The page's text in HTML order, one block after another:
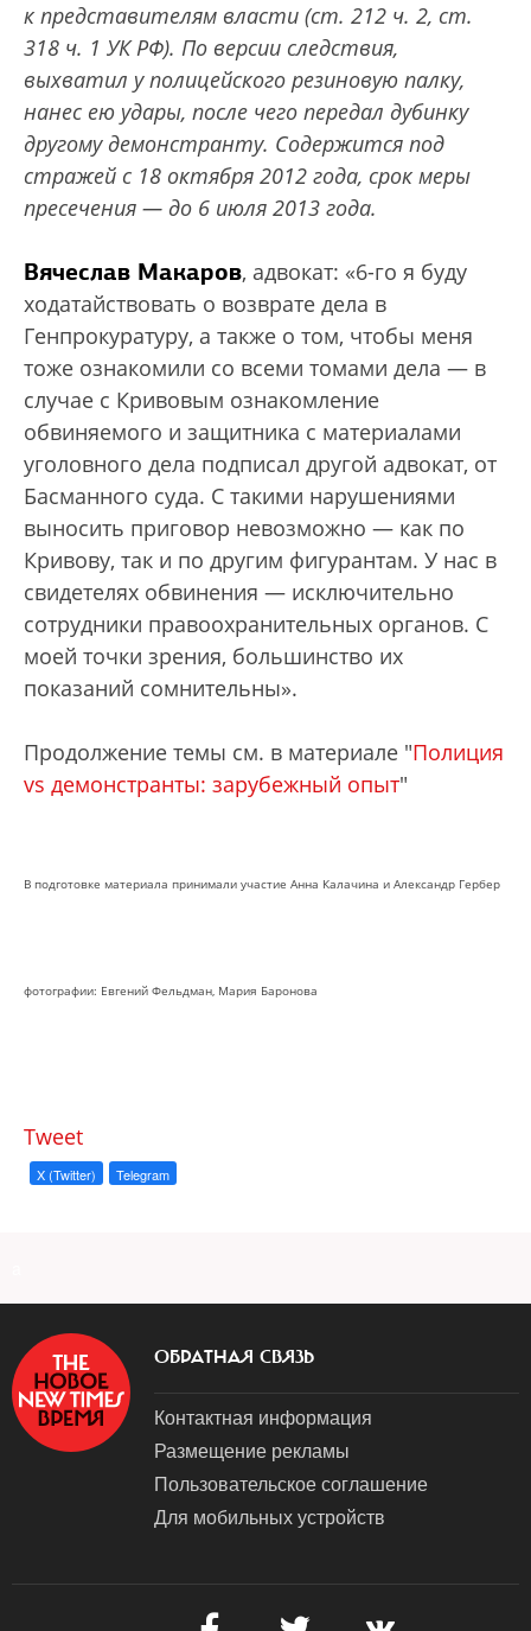
к представителям власти (ст. 212 ч. 2, ст.
318 ч. 1 УК РФ). По версии следствия,
выхватил у полицейского резиновую палку,
нанес ею удары, после чего передал дубинку
другому демонстранту. Содержится под
стражей с 18 октября 2012 года, срок меры
пресечения — до 6 июля 2013 года.
Вячеслав Макаров, адвокат: «6-го я буду
ходатайствовать о возврате дела в
Генпрокуратуру, а также о том, чтобы меня
тоже ознакомили со всеми томами дела — в
случае с Кривовым ознакомление
обвиняемого и защитника с материалами
уголовного дела подписал другой адвокат, от
Басманного суда. С такими нарушениями
выносить приговор невозможно — как по
Кривову, так и по другим фигурантам. У нас в
свидетелях обвинения — исключительно
сотрудники правоохранительных органов. С
моей точки зрения, большинство их
показаний сомнительны».
Продолжение темы см. в материале "Полиция
vs демонстранты: зарубежный опыт"
В подготовке материала принимали участие Анна Калачина и Александр Гербер
фотографии: Евгений Фельдман, Мария Баронова
Tweet
X (Twitter) Telegram
ОБРАТНАЯ СВЯЗЬ
Контактная информация
Размещение рекламы
Пользовательское соглашение
Для мобильных устройств